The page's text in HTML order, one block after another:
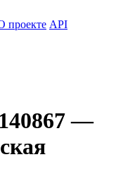
проекте API
140867 —